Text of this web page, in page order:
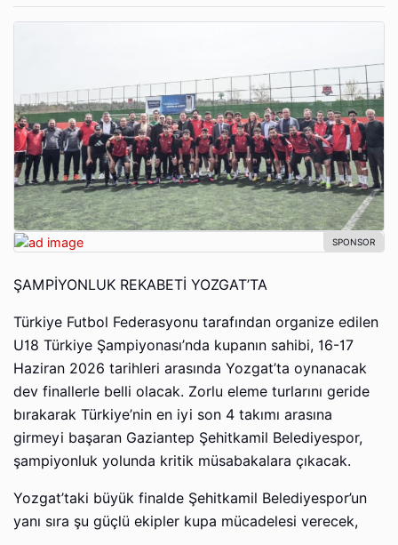
ŞAMPİYONLUK REKABETİ YOZGAT’TA
Türkiye Futbol Federasyonu tarafından organize edilen
U18 Türkiye Şampiyonası’nda kupanın sahibi, 16-17
Haziran 2026 tarihleri arasında Yozgat’ta oynanacak
dev finallerle belli olacak. Zorlu eleme turlarını geride
bırakarak Türkiye’nin en iyi son 4 takımı arasına
girmeyi başaran Gaziantep Şehitkamil Belediyespor,
şampiyonluk yolunda kritik müsabakalara çıkacak.
Yozgat’taki büyük finalde Şehitkamil Belediyespor’un
yanı sıra şu güçlü ekipler kupa mücadelesi verecek,